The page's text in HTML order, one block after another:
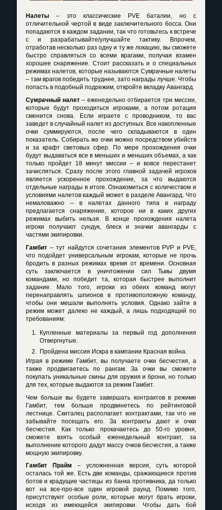
Налеты – это классические PVE
баталии, но с
отличительной чертой в виде заключительного босса. Они
попадаются в каждом задании, так что готовьтесь к встрече
с и разрабатывайте/улучшайте тактику. Впрочем,
отработав несколько раз одну и ту же локацию, вы сможете
быстро справляться со всеми врагами, получая взамен
хорошее снаряжение. Стоит рассказать и о специальных
режимах налетов, которые называются Сумрачные налеты
– там врагов победить труднее, зато награды лучше. Чтобы
попасть в подобный подрежим, откройте вкладку Авангард.
Сумрачный налет – еженедельно отбирается три миссии,
которые будут проходиться игроками, а потом ротация
сменится снова. Если играете с проводником, то вас
заведет в случайный налет из доступных. Все накопленные
очки суммируются, после чего складываются в один
показатель. Собирать же очки можно посредством убийств
и за крафт световых сфер. По мере прохождения очки
будут выдаваться все в меньших и меньших объемах, а как
только пройдет 18 минут миссии – и вовсе перестанет
зачисляться. Сразу после этого главной задачей игроков
является ускоренное прохождение, за что выдаются
отдельные награды в итоге. Ознакомиться с количеством и
условиями налетов каждый может в разделе Авангард. Что
немаловажно – в налетах данного типа в награду
предлагается снаряжение, которое ни в каких других
режимах выбить нельзя. В конце прохождения налета
игроки получают сундук, блеск и значки авангарды с
частями экипировки.
Гамбит – тут найдутся сочетания элементов PVP и PVE
что подойдет универсальным игрокам, которые не прочь
бродить в разных режимах время от времени. Основная
суть заключается в уничтожении сил Тьмы двумя
командами, но победит та, которая быстрее выполнит
задание. Мало того, игроки из обеих команд могут
перенаправлять шпионов в противоположную команду,
чтобы они мешали выполнять условия. Однако зайти в
режим может далеко не каждый, а лишь подходящий по
требованиям:
Купленные материалы за первый год дополнения
Отвергнутые.
Пройдена миссия Искра в кампании Красная война.
Играя в режиме Гамбит, вы получаете очки бесчестия, а
также продвигаетесь по рангам. За очки вы сможете
покупать уникальные скины для оружия и брони, но только
для тех, которые выдаются за режим Гамбит.
Чем больше вы будете завершать контрактов в режиме
Гамбит, тем больше продвинетесь по рейтинговой
лестнице. Скиталец располагает контрактами, так что не
забывайте посещать его. За контракты дают и очки
бесчестия. Как только прокачаетесь до 50-го уровня,
сможете взять особый еженедельный контракт, за
выполнение которого дадут массу очков бесчестия, а также
мощную экипировку.
Гамбит Прайм – усложненная версия, суть которой
осталась той же. Есть две команды, сражающиеся против
ботов и крадущие частицы из банка противника, да только
вот на все-про-все один игровой раунд. Помимо того,
присутствуют особые роли, которые могут брать игроки,
исходя из имеющейся экипировки. Чтобы дать бой